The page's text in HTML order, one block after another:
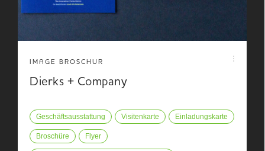
IMAGE BROSCHUR
Dierks + Company
Geschäftsausstattung Visitenkarte Einladungskarte
Broschüre Flyer